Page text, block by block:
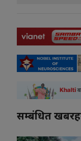
सम्बंधित खबरहरु